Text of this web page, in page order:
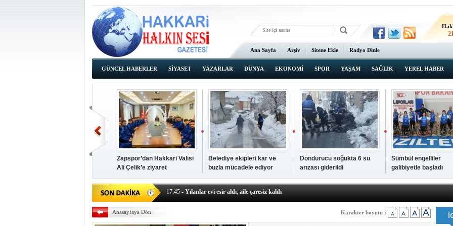
Ana Sayfa Arşiv Sitene Ekle Radyo Dinle
GÜNCEL HABERLER SİYASET YAZARLAR DÜNYA EKONOMİ SPOR YAŞAM SAĞLIK YEREL HABER
Zapspor’dan Hakkari Valisi
Ali Çelik’e ziyaret
Belediye ekipleri kar ve
buzla mücadele ediyor
Dondurucu soğukta 6 su
arızası giderildi
Sümbül engelliler
galibiyetle başladı
17:45 - Yılanlar evi esir aldı, aile çaresiz kaldı
17:43- Hakkari Cumhuriyet Başsavcısı Ufuk Turan görevine başladı
17:37- Başkan Büyüksu: Gençlerimiz için geleceğe yatırım yapıyoruz
Anasayfaya Dön Karakter boyutu :